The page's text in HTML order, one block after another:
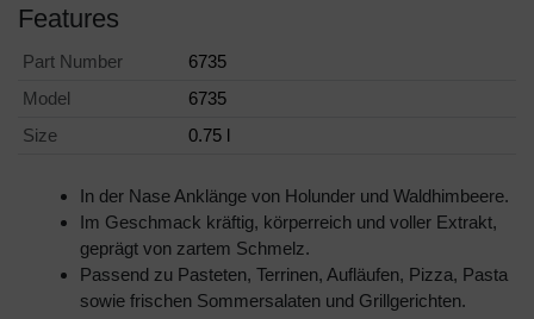
Features
Part Number
6735
Model
6735
Size
0.75 l
In der Nase Anklänge von Holunder und Waldhimbeere.
Im Geschmack kräftig, körperreich und voller Extrakt,
geprägt von zartem Schmelz.
Passend zu Pasteten, Terrinen, Aufläufen, Pizza, Pasta
sowie frischen Sommersalaten und Grillgerichten.